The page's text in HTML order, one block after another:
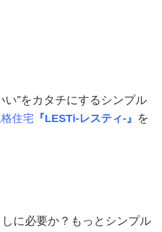
い”をカタチにするシンプル
住宅 『LESTi-レスティ-』 を
に必要か？もっとシンプル